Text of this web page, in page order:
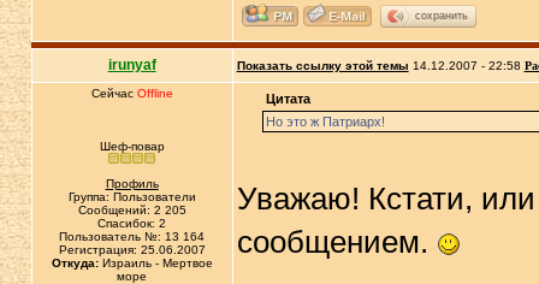
сохранить
irunyaf Показать ссылку этой темы 14.12.2007 - 22:58
Сейчас Offline
Шеф-повар
Профиль
Группа: Пользователи
Сообщений: 2 205
Спасибок: 2
Пользователь №: 13 164
Регистрация: 25.06.2007
Откуда:Израиль - Мертвое
море
Цитата
Но это ж Патриарх!
Уважаю! Кстати,
сообщением.